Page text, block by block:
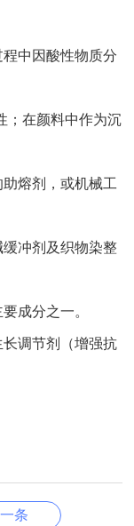
中因酸性物质分
；在颜料中作为沉
熔剂，或机械工
冲剂及织物染整
成分之一。
调节剂（增强抗
条